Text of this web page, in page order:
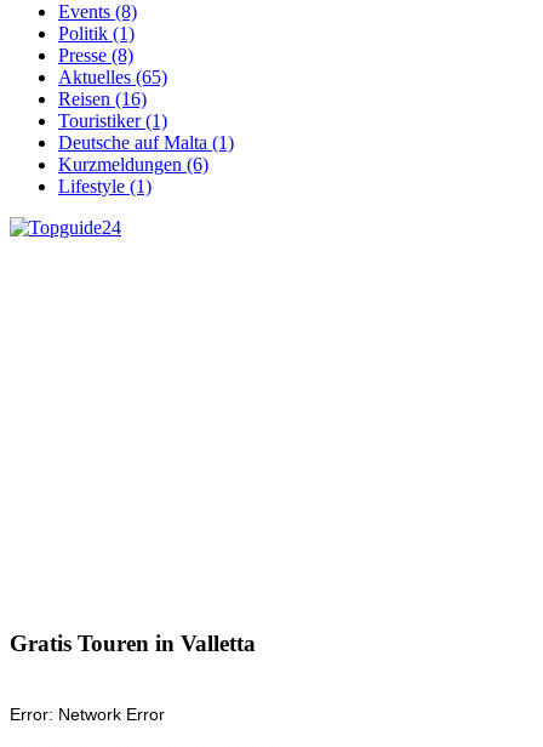
Events (8)
Politik (1)
Presse (8)
Aktuelles (65)
Reisen (16)
Touristiker (1)
Deutsche auf Malta (1)
Kurzmeldungen (6)
Lifestyle (1)
Gratis Touren in Valletta